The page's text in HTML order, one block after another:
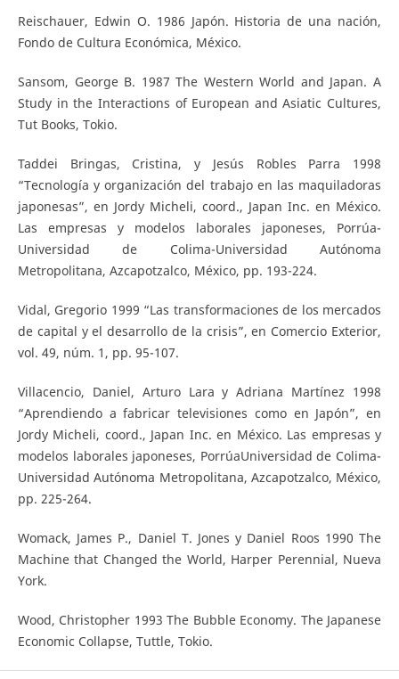
Reischauer, Edwin O. 1986 Japón. Historia de una nación,
Fondo de Cultura Económica, México.
Sansom, George B. 1987 The Western World and Japan. A
Study in the Interactions of European and Asiatic Cultures,
Tut Books, Tokio.
Taddei Bringas, Cristina, y Jesús Robles Parra 1998
“Tecnología y organización del trabajo en las maquiladoras
japonesas”, en Jordy Micheli, coord., Japan Inc. en México.
Las empresas y modelos laborales japoneses, Porrúa-
Universidad de Colima-Universidad Autónoma
Metropolitana, Azcapotzalco, México, pp. 193-224.
Vidal, Gregorio 1999 “Las transformaciones de los mercados
de capital y el desarrollo de la crisis”, en Comercio Exterior,
vol. 49, núm. 1, pp. 95-107.
Villacencio, Daniel, Arturo Lara y Adriana Martínez 1998
“Aprendiendo a fabricar televisiones como en Japón”, en
Jordy Micheli, coord., Japan Inc. en México. Las empresas y
modelos laborales japoneses, PorrúaUniversidad de Colima-
Universidad Autónoma Metropolitana, Azcapotzalco, México,
pp. 225-264.
Womack, James P., Daniel T. Jones y Daniel Roos 1990 The
Machine that Changed the World, Harper Perennial, Nueva
York.
Wood, Christopher 1993 The Bubble Economy. The Japanese
Economic Collapse, Tuttle, Tokio.